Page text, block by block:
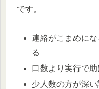
です。
連絡がこまめに
る
口数より実行で助
少人数の方が深